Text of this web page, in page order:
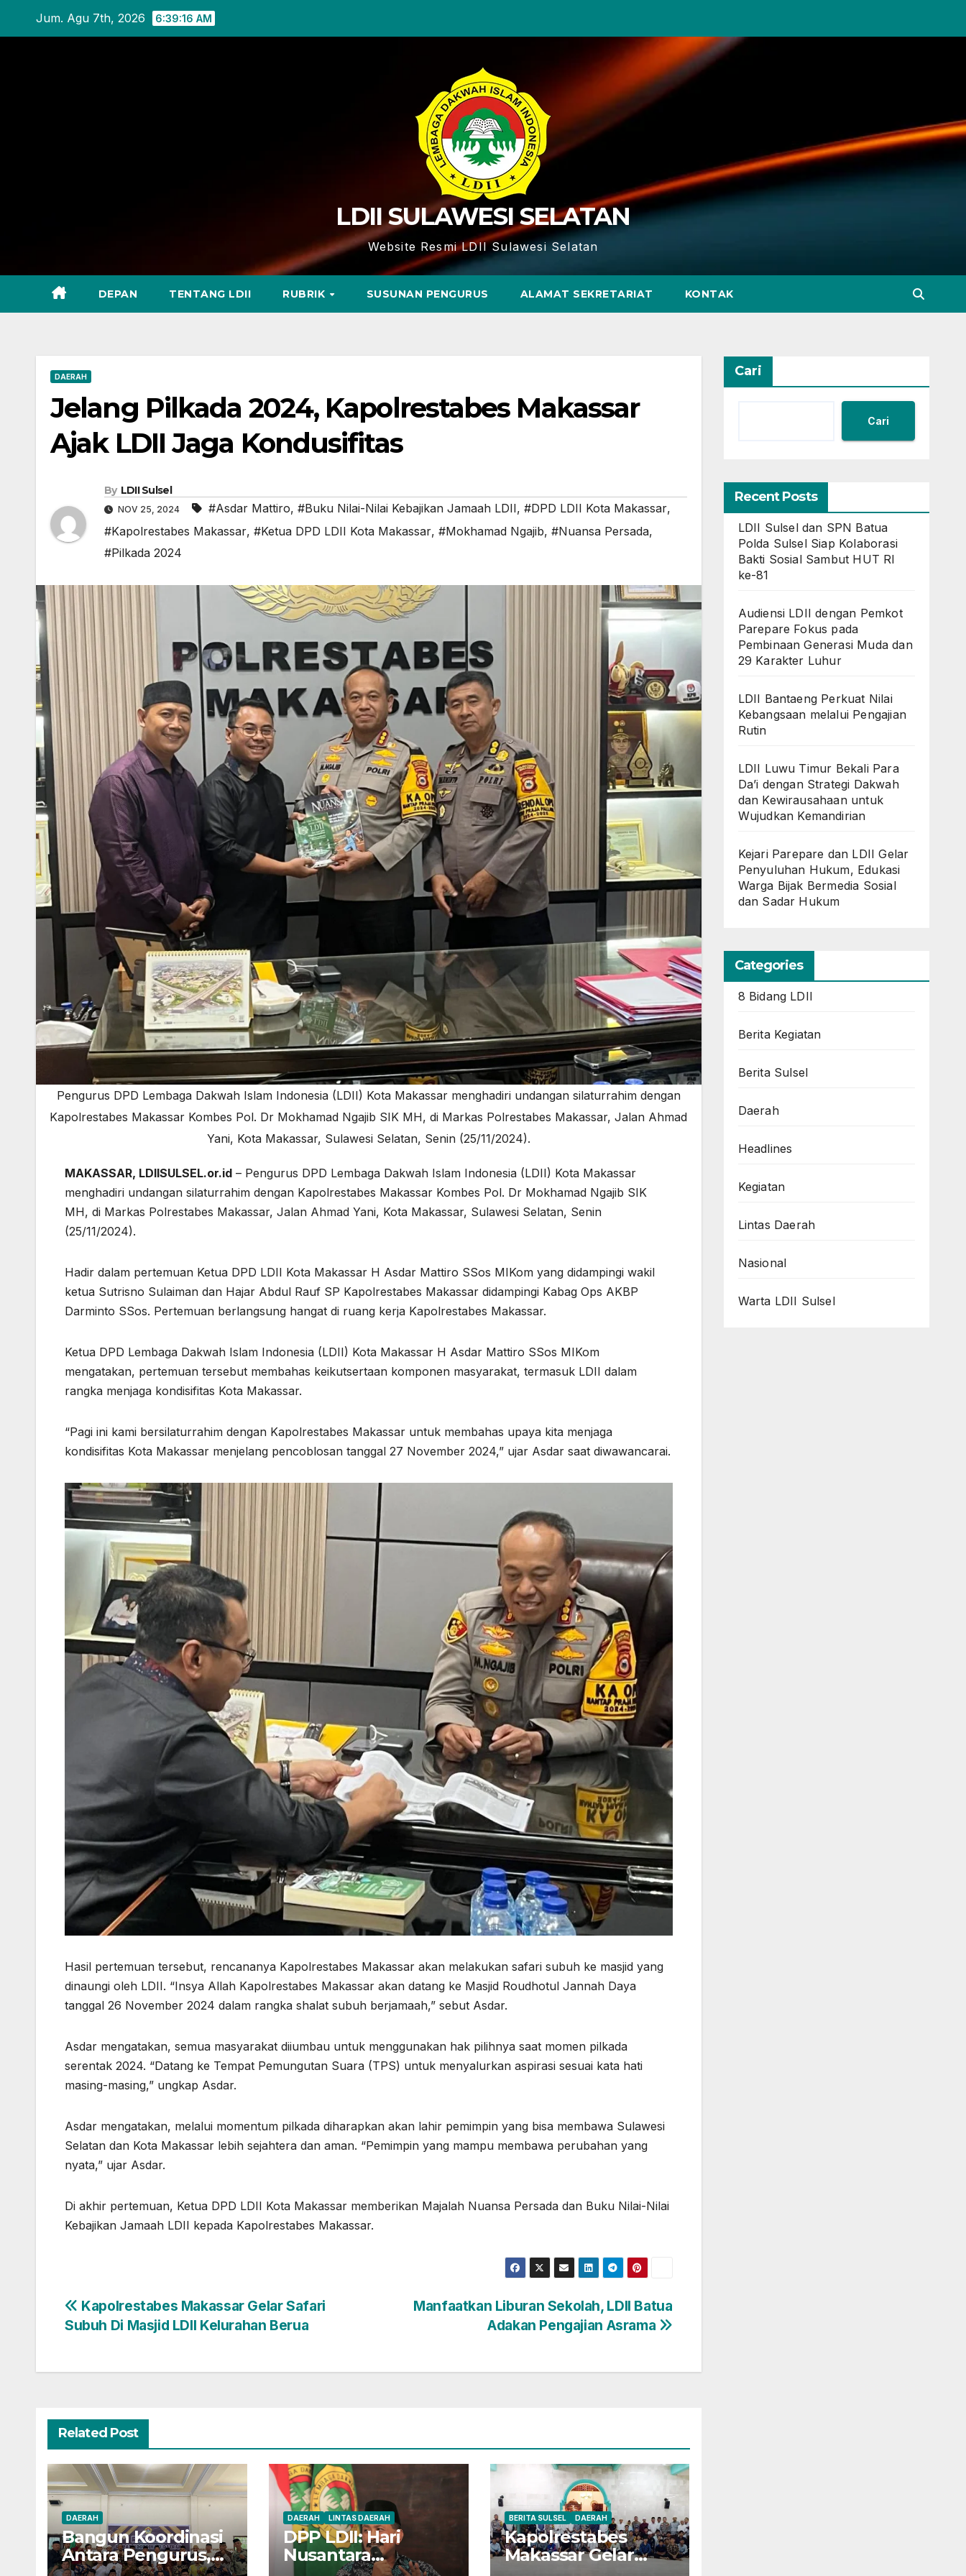
Jum. Agu 7th, 2026 6:39:18 AM
LDII SULAWESI SELATAN
Website Resmi LDII Sulawesi Selatan
DEPAN TENTANG LDII RUBRIK SUSUNAN PENGURUS ALAMAT SEKRETARIAT KONTAK
DAERAH
Jelang Pilkada 2024, Kapolrestabes Makassar
Ajak LDII Jaga Kondusifitas
By LDII Sulsel
NOV 25, 2024 #Asdar Mattiro, #Buku Nilai-Nilai Kebajikan Jamaah LDII, #DPD LDII Kota Makassar,
#Kapolrestabes Makassar, #Ketua DPD LDII Kota Makassar, #Mokhamad Ngajib, #Nuansa Persada,
#Pilkada 2024
Pengurus DPD Lembaga Dakwah Islam Indonesia (LDII) Kota Makassar menghadiri undangan silaturrahim dengan
Kapolrestabes Makassar Kombes Pol. Dr Mokhamad Ngajib SIK MH, di Markas Polrestabes Makassar, Jalan Ahmad
Yani, Kota Makassar, Sulawesi Selatan, Senin (25/11/2024).
MAKASSAR, LDIISULSEL.or.id – Pengurus DPD Lembaga Dakwah Islam Indonesia (LDII) Kota Makassar
menghadiri undangan silaturrahim dengan Kapolrestabes Makassar Kombes Pol. Dr Mokhamad Ngajib SIK
MH, di Markas Polrestabes Makassar, Jalan Ahmad Yani, Kota Makassar, Sulawesi Selatan, Senin
(25/11/2024).
Hadir dalam pertemuan Ketua DPD LDII Kota Makassar H Asdar Mattiro SSos MIKom yang didampingi wakil
ketua Sutrisno Sulaiman dan Hajar Abdul Rauf SP Kapolrestabes Makassar didampingi Kabag Ops AKBP
Darminto SSos. Pertemuan berlangsung hangat di ruang kerja Kapolrestabes Makassar.
Ketua DPD Lembaga Dakwah Islam Indonesia (LDII) Kota Makassar H Asdar Mattiro SSos MIKom
mengatakan, pertemuan tersebut membahas keikutsertaan komponen masyarakat, termasuk LDII dalam
rangka menjaga kondisifitas Kota Makassar.
“Pagi ini kami bersilaturrahim dengan Kapolrestabes Makassar untuk membahas upaya kita menjaga
kondisifitas Kota Makassar menjelang pencoblosan tanggal 27 November 2024,” ujar Asdar saat diwawancarai.
Hasil pertemuan tersebut, rencananya Kapolrestabes Makassar akan melakukan safari subuh ke masjid yang
dinaungi oleh LDII. “Insya Allah Kapolrestabes Makassar akan datang ke Masjid Roudhotul Jannah Daya
tanggal 26 November 2024 dalam rangka shalat subuh berjamaah,” sebut Asdar.
Asdar mengatakan, semua masyarakat diiumbau untuk menggunakan hak pilihnya saat momen pilkada
serentak 2024. “Datang ke Tempat Pemungutan Suara (TPS) untuk menyalurkan aspirasi sesuai kata hati
masing-masing,” ungkap Asdar.
Asdar mengatakan, melalui momentum pilkada diharapkan akan lahir pemimpin yang bisa membawa Sulawesi
Selatan dan Kota Makassar lebih sejahtera dan aman. “Pemimpin yang mampu membawa perubahan yang
nyata,” ujar Asdar.
Di akhir pertemuan, Ketua DPD LDII Kota Makassar memberikan Majalah Nuansa Persada dan Buku Nilai-Nilai
Kebajikan Jamaah LDII kepada Kapolrestabes Makassar.
Navigasi
Manfaatkan Liburan Sekolah, LDII Batua
Adakan Pengajian Asrama
Kapolrestabes Makassar Gelar Safari
Subuh Di Masjid LDII Kelurahan Berua
Related Post
DAERAH
Bangun Koordinasi
Antara Pengurus,
DAERAH LINTAS DAERAH
DPP LDII: Hari
Nusantara
BERITA SULSEL DAERAH
Kapolrestabes
Makassar Gelar
Cari
Cari
Recent Posts
LDII Sulsel dan SPN Batua
Polda Sulsel Siap Kolaborasi
Bakti Sosial Sambut HUT RI
ke-81
Audiensi LDII dengan Pemkot
Parepare Fokus pada
Pembinaan Generasi Muda dan
29 Karakter Luhur
LDII Bantaeng Perkuat Nilai
Kebangsaan melalui Pengajian
Rutin
LDII Luwu Timur Bekali Para
Da’i dengan Strategi Dakwah
dan Kewirausahaan untuk
Wujudkan Kemandirian
Kejari Parepare dan LDII Gelar
Penyuluhan Hukum, Edukasi
Warga Bijak Bermedia Sosial
dan Sadar Hukum
Categories
8 Bidang LDII
Berita Kegiatan
Berita Sulsel
Daerah
Headlines
Kegiatan
Lintas Daerah
Nasional
Warta LDII Sulsel